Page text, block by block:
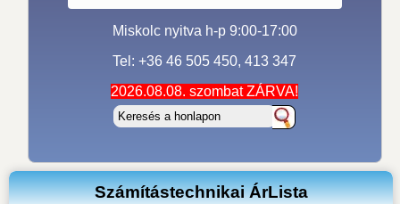
Miskolc nyitva h-p 9:00-17:00
Tel: +36 46 505 450, 413 347
2026.08.08. szombat ZÁRVA!
Számítástechnikai ÁrLista